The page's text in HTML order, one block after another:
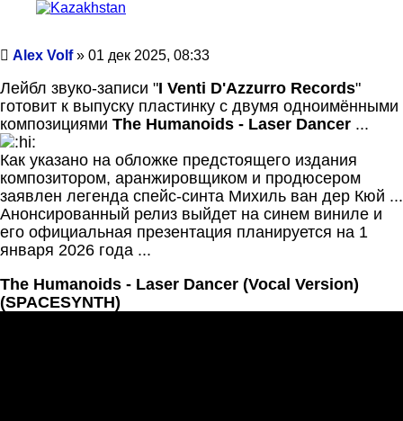
Сообщение
Alex Volf» 01 дек 2025, 08:33
Лейбл звуко-записи "I Venti D'Azzurro Records"
готовит к выпуску пластинку с двумя одноимёнными
композициями The Humanoids - Laser Dancer ...
Как указано на обложке предстоящего издания
композитором, аранжировщиком и продюсером
заявлен легенда спейс-синта Михиль ван дер Кюй ...
Анонсированный релиз выйдет на синем виниле и
его официальная презентация планируется на 1
января 2026 года ...
The Humanoids - Laser Dancer (Vocal Version)
(SPACESYNTH)